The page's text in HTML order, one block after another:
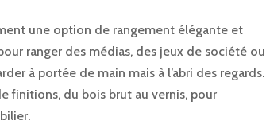
une option de rangement élégante et
ranger des médias, des jeux de société ou
à portée de main mais à l’abri des regards.
finitions, du bois brut au vernis, pour